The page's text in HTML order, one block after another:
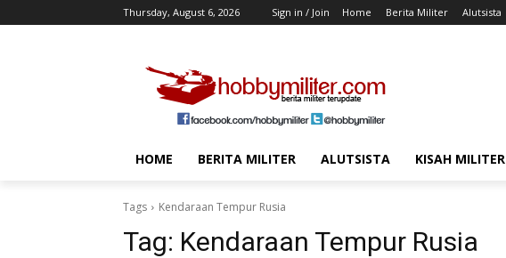
Thursday, August 6, 2026 Sign in / Join Home Berita Militer Alutsista
HOME BERITA MILITER ALUTSISTA KISAH MILITER
Tags Kendaraan Tempur Rusia
Tag: Kendaraan Tempur Rusia